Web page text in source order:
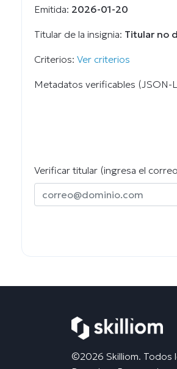
Emitida: 2026-01-20
Titular de la insignia: Titular no
Criterios: Ver criterios
Metadatos verificables (JSON-
Verificar titular (ingresa el
©2026 Skilliom. Todos